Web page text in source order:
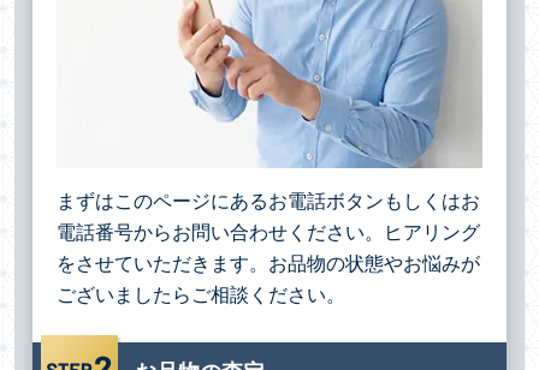
まずはこのページにあるお電話ボタンもしくはお
電話番号からお問い合わせください。ヒアリング
をさせていただきます。お品物の状態やお悩みが
ございましたらご相談ください。